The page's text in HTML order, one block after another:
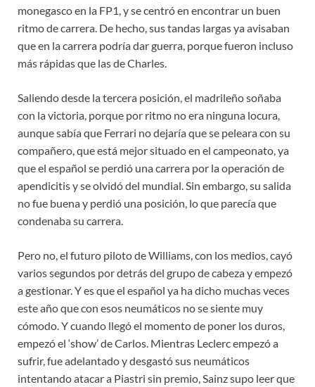
monegasco en la FP1, y se centró en encontrar un buen
ritmo de carrera. De hecho, sus tandas largas ya avisaban
que en la carrera podría dar guerra, porque fueron incluso
más rápidas que las de Charles.
Saliendo desde la tercera posición, el madrileño soñaba
con la victoria, porque por ritmo no era ninguna locura,
aunque sabía que Ferrari no dejaría que se peleara con su
compañero, que está mejor situado en el campeonato, ya
que el español se perdió una carrera por la operación de
apendicitis y se olvidó del mundial. Sin embargo, su salida
no fue buena y perdió una posición, lo que parecía que
condenaba su carrera.
Pero no, el futuro piloto de Williams, con los medios, cayó
varios segundos por detrás del grupo de cabeza y empezó
a gestionar. Y es que el español ya ha dicho muchas veces
este año que con esos neumáticos no se siente muy
cómodo. Y cuando llegó el momento de poner los duros,
empezó el ‘show’ de Carlos. Mientras Leclerc empezó a
sufrir, fue adelantado y desgastó sus neumáticos
intentando atacar a Piastri sin premio, Sainz supo leer que